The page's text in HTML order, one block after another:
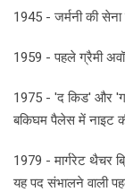
1945 - जर्मनी की
1959 - पहले ग्रैमी
1975 - 'द किड' और
बकिघम पैलेस में नाइट
1979 - मार्गरेट थैचर
यह पद संभालने वाली